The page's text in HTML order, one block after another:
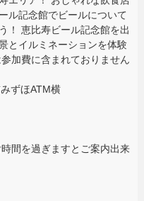
ル記念館でビールについて
！ 恵比寿ビール記念館を出
とイルミネーションを体験
加費に含まれておりません
ずほATM横
間を過ぎますとご案内出来